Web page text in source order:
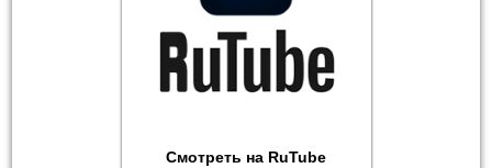
Смотреть на RuTube